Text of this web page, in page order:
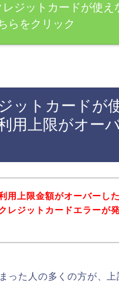
ジットカードが使え
らをクリック
ットカードが
用上限がオー
用上限金額がオーバーし
レジットカードエラーが
った人の多くの方が、